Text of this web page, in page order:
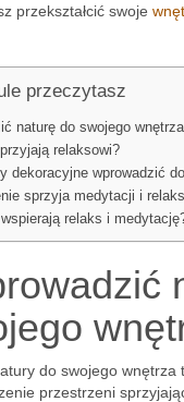
przekształcić swoje
przeczytasz
naturę do swojego
relaksowi?
dekoracyjne wprowadzić
sprzyja medytacji i
relaks i
do swojego wnętrza
przestrzeni